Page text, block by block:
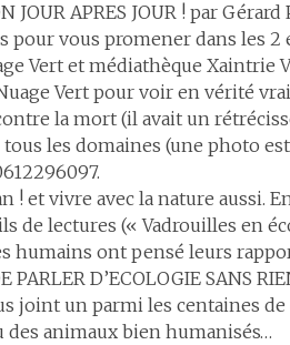
JOUR APRES JOUR ! par
pour vous promener dans les 2
Vert et médiathèque Xaintrie
Vert pour voir en vérité
la mort (il avait un
les domaines (une photo
! et vivre avec la nature aussi.
de lectures (« Vadrouilles en
humains ont pensé leurs
PARLER D’ECOLOGIE SANS
joint un parmi les centaines
des animaux bien humanisés…